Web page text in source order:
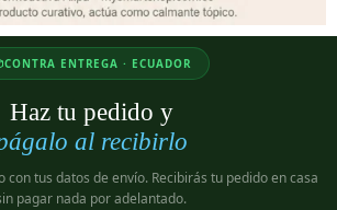
CONTRA ENTREGA · ECUADOR
Haz tu pedido y
al recibirlo
tus datos de envío. Recibirás tu pedido en casa
pagar nada por adelantado.